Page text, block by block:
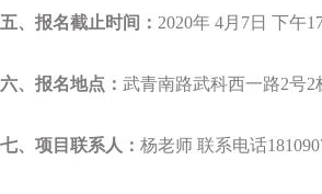
五、报名截止时间： 2020年 4月7日 下午
六、报名地点： 武青南路武科西一路2号2
七、项目联系人： 杨老师 联系电话